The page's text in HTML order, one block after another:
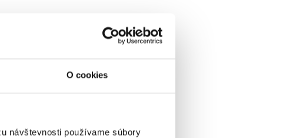
O cookies
návštevnosti používame súbory